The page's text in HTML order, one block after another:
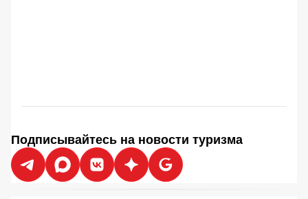
Подписывайтесь на новости туризма